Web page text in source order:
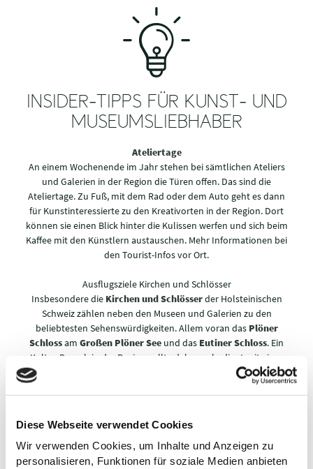
Diese Webseite verwendet Cookies
Wir verwenden Cookies, um Inhalte und Anzeigen zu
personalisieren, Funktionen für soziale Medien anbieten
INSIDER-TIPPS FÜR KUNST- UND
MUSEUMSLIEBHABER
Ateliertage
An einem Wochenende im Jahr stehen bei sämtlichen Ateliers
und Galerien in der Region die Türen offen. Das sind die
Ateliertage. Zu Fuß, mit dem Rad oder dem Auto geht es dann
für Kunstinteressierte zu den Kreativorten in der Region. Dort
können sie einen Blick hinter die Kulissen werfen und sich beim
Kaffee mit den Künstlern austauschen. Mehr Informationen bei
den Tourist-Infos vor Ort.
Ausflugsziele Kirchen und Schlösser
Insbesondere die Kirchen und Schlösserder Holsteinischen
Schweiz zählen neben den Museen und Galerien zu den
beliebtesten Sehenswürdigkeiten. Allem voran das Plöner
Schlossam Großen Plöner See und das Eutiner Schloss. Ein
Kultur-Besuch in der Region sollte daher unbedingt mit einer
Besichtigung oder
durch diese historischen Bauten
Ein beliebtes Ausflugsziel ist auch die im 17. Jahrhundert
erbauteDunkersche Kate in Bosau . Denn neben vielen
Ausstellungen und Veranstaltungen im Jahr besticht sie vor